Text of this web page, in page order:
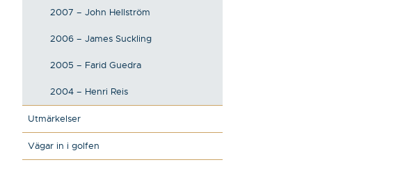
2007 – John Hellström
2006 – James Suckling
2005 – Farid Guedra
2004 – Henri Reis
Utmärkelser
Vägar in i golfen